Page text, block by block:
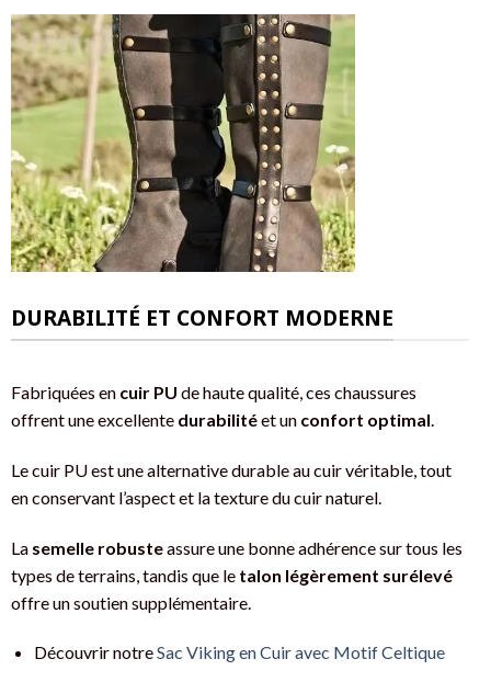
DURABILITÉ ET CONFORT MODERNE
Fabriquées en cuir PU de haute qualité, ces chaussures
offrent une excellente durabilitéet un confort optimal.
Le cuir PU est une alternative durable au cuir véritable, tout
en conservant l’aspect et la texture du cuir naturel.
La semelle robusteassure une bonne adhérence sur tous les
types de terrains, tandis que le talon légèrement surélevé
offre un soutien supplémentaire.
Découvrir notreSac Viking en Cuir avec Motif Celtique